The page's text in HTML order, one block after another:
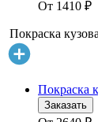
От 1410 ₽
Покраска кузова
Покраска
Заказать